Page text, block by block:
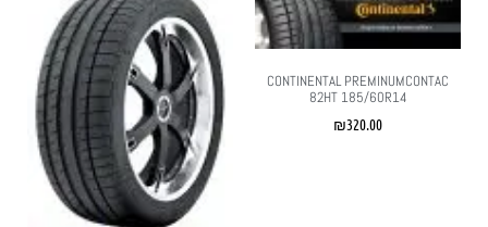
CONTINENTAL PREMINUMCONTAC
82HT 185/60R14
₪320.00